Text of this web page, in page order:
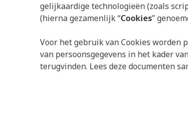
gelijkaardige technologieën (zoals
(hierna gezamenlijk “Cookies”
Voor het gebruik van Cookies worden
van persoonsgegevens in het kader
terugvinden. Lees deze documenten